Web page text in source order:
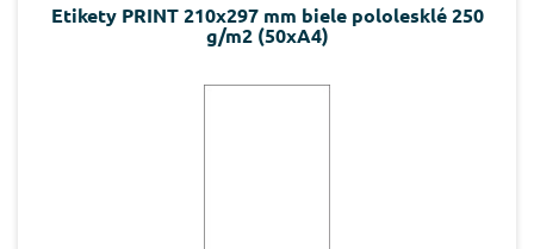
Etikety PRINT 210x297 mm biele pololesklé 250
g/m2 (50xA4)